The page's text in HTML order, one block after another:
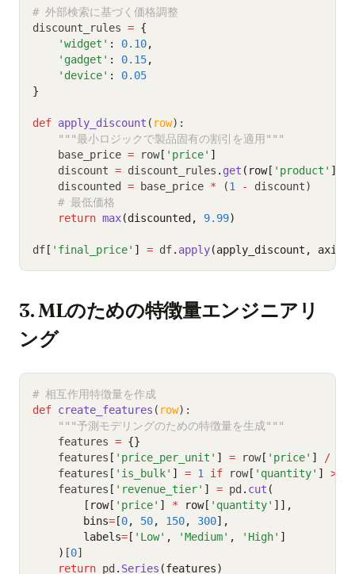
# 外部検索に基づく価格調整
discount_rules = {
'widget' : 0.10,
'gadget' : 0.15,
'device' :
0.05
}
def apply_discount ( row):
"""最小ロジックで製品固有の割引を適用"""
    base_price
= row[ 'price' ]
    discount
= discount_rules . get (row[ 'product' ],
    discounted
= base_price * (1 -
discount)
# 最低価格
return max(discounted, 9.99)
df [ 'final_price' ] = df. apply(apply_discount, axis
3. MLのための特徴量エンジニアリ
ング
# 相互作用特徴量を作成
def create_features ( row):
"""予測モデリングのための特徴量を生成"""
    features
= {}
    features
[ 'price_per_unit' ] = row[ 'price' ] /
    features
[ 'is_bulk' ] = 1 if row[ 'quantity' ] >
    features
[ 'revenue_tier' ] = pd . cut (
        [row[
'price' ] * row[ 'quantity' ]],
        bins
= [0, 50, 150, 300],
        labels
= [ 'Low' , 'Medium' , 'High' ]
    )
[0]
return pd . Series (features)